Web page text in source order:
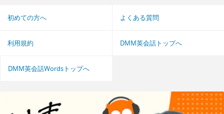
初めての方へ よくある質問
利用規約 DMM英会話トップへ
DMM英会話Wordsトップへ